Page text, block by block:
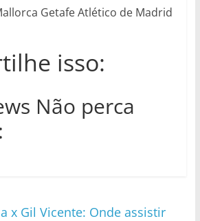
Getafe Atlético de Madrid
isso:
Não perca
x Gil Vicente: Onde assistir